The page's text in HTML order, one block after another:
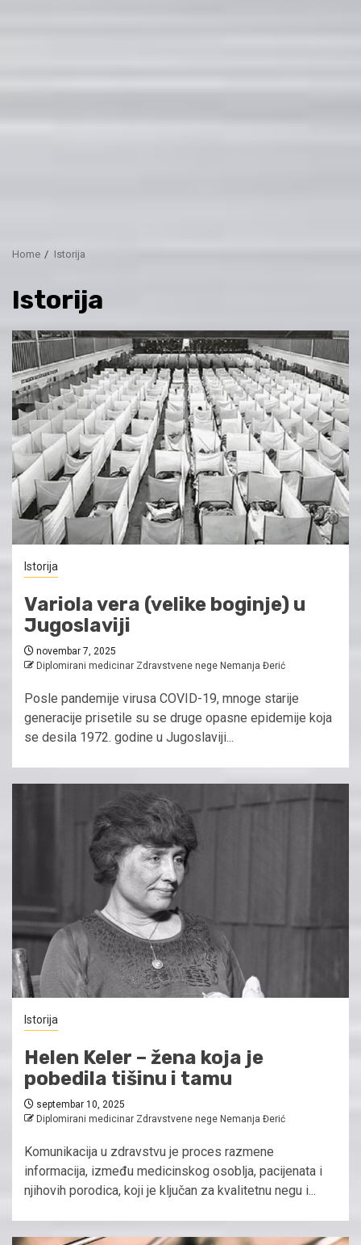
Home Istorija
Istorija
Istorija
Variola vera (velike boginje) u
Jugoslaviji
novembar 7, 2025
Diplomirani medicinar Zdravstvene nege Nemanja Đerić
Posle pandemije virusa COVID-19, mnoge starije
generacije prisetile su se druge opasne epidemije koja
se desila 1972. godine u Jugoslaviji...
Istorija
Helen Keler – žena koja je
pobedila tišinu i tamu
septembar 10, 2025
Diplomirani medicinar Zdravstvene nege Nemanja Đerić
Komunikacija u zdravstvu je proces razmene
informacija, između medicinskog osoblja, pacijenata i
njihovih porodica, koji je ključan za kvalitetnu negu i...